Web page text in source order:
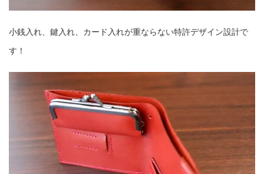
小銭入れ、鍵入れ、カード入れが重ならない特許デザイン設計で
す！